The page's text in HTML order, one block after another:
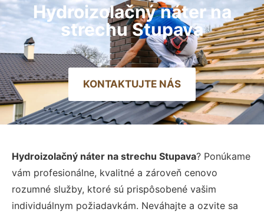
Hydroizolačný náter na
strechu Stupava
KONTAKTUJTE NÁS
Hydroizolačný náter na strechu Stupava? Ponúkame
vám profesionálne, kvalitné a zároveň cenovo
rozumné služby, ktoré sú prispôsobené vašim
individuálnym požiadavkám. Neváhajte a ozvite sa